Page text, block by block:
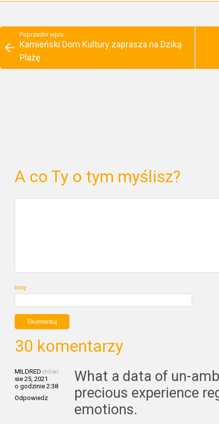
Poprzedni wpis
Kamieński Dom Kultury zaprasza na Dziką
Plażę
A co Ty o tym myślisz?
Imię
30 komentarzy
MILDRED mówi:
sie 25, 2021
o godzinie 2:38
Odpowiedz
What a data of un-
precious experience
emotions.